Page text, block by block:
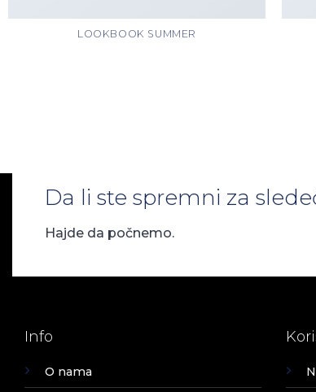
LOOKBOOK SUMMER
Da li ste spremni za
Hajde da počnemo.
Info
O nama